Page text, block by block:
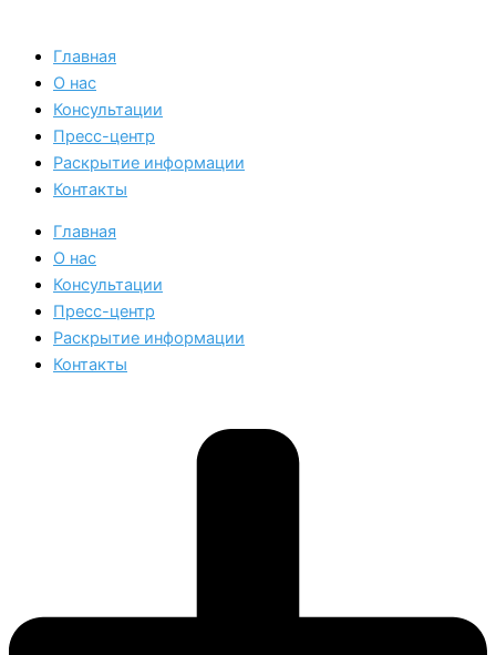
Главная
О нас
Консультации
Пресс-центр
Раскрытие информации
Контакты
Главная
О нас
Консультации
Пресс-центр
Раскрытие информации
Контакты